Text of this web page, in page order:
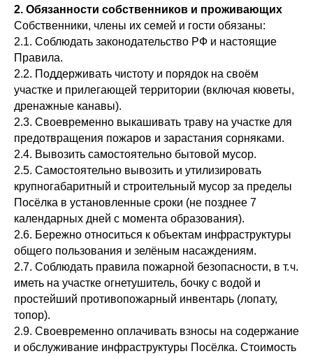
2. Обязанности собственников и проживающих
Собственники, члены их семей и гости обязаны:
2.1. Соблюдать законодательство РФ и настоящие
Правила.
2.2. Поддерживать чистоту и порядок на своём
участке и прилегающей территории (включая кюветы,
дренажные канавы).
2.3. Своевременно выкашивать траву на участке для
предотвращения пожаров и зарастания сорняками.
2.4. Вывозить самостоятельно бытовой мусор.
2.5. Самостоятельно вывозить и утилизировать
крупногабаритный и строительный мусор за пределы
Посёлка в установленные сроки (не позднее 7
календарных дней с момента образования).
2.6. Бережно относиться к объектам инфраструктуры
общего пользования и зелёным насаждениям.
2.7. Соблюдать правила пожарной безопасности, в т. ч.
иметь на участке огнетушитель, бочку с водой и
простейший противопожарный инвентарь (лопату,
топор).
2.9. Своевременно оплачивать взносы на содержание
и обслуживание инфраструктуры Посёлка. Стоимость